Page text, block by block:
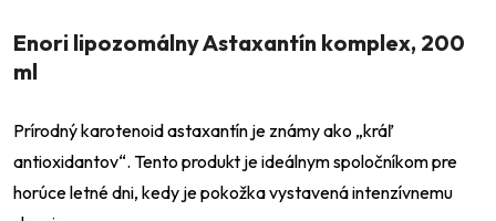
Enori lipozomálny Astaxantín komplex, 200
ml
Prírodný karotenoid astaxantín je známy ako „kráľ
antioxidantov“. Tento produkt je ideálnym spoločníkom pre
horúce letné dni, kedy je pokožka vystavená intenzívnemu